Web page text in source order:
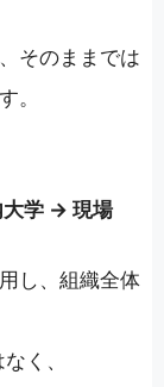
そのままでは
。
学 → 現場
し、組織全体
く、